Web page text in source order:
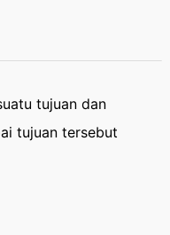
tujuan dan
tujuan tersebut